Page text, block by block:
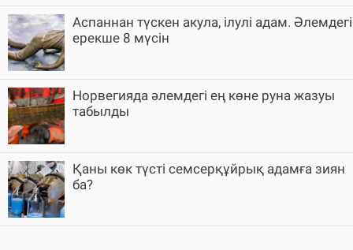
Аспаннан түскен акула, ілулі адам. Әлемдегі
ерекше 8 мүсін
Норвегияда әлемдегі ең көне руна жазуы
табылды
Қаны көк түсті семсерқұйрық адамға зиян
ба?